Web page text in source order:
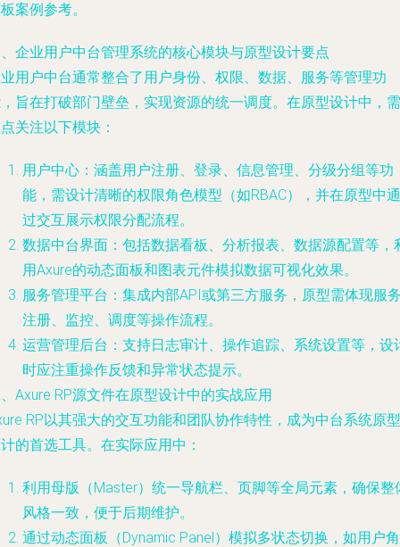
案例参考。
企业用户中台管理系统的核心模块与原型设计要点
用户中台通常整合了用户身份、权限、数据、服务等管理功
旨在打破部门壁垒，实现资源的统一调度。在原型设计中，需
关注以下模块：
用户中心：涵盖用户注册、登录、信息管理、分级分组等功
能，需设计清晰的权限角色模型（如RBAC），并在原型中通
过交互展示权限分配流程。
数据中台界面：包括数据看板、分析报表、数据源配置等，
用Axure的动态面板和图表元件模拟数据可视化效果。
服务管理平台：集成内部API或第三方服务，原型需体现服
注册、监控、调度等操作流程。
运营管理后台：支持日志审计、操作追踪、系统设置等，设
时应注重操作反馈和异常状态提示。
Axure RP源文件在原型设计中的实战应用
RP以其强大的交互功能和团队协作特性，成为中台系统原型
的首选工具。在实际应用中：
利用母版（Master）统一导航栏、页脚等全局元素，确保整
风格一致，便于后期维护。
通过动态面板（Dynamic Panel）模拟多状态切换，如用户角